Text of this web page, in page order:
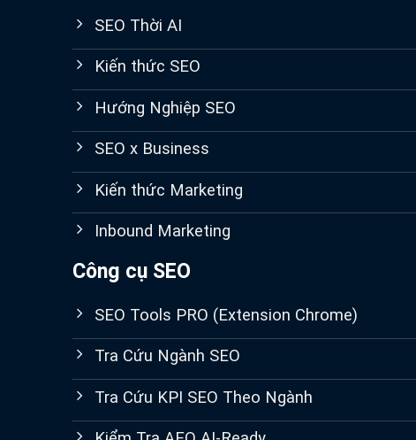
SEO Thời AI
Kiến thức SEO
Hướng Nghiệp SEO
SEO x Business
Kiến thức Marketing
Inbound Marketing
Công cụ SEO
SEO Tools PRO (Extension Chrome)
Tra Cứu Ngành SEO
Tra Cứu KPI SEO Theo Ngành